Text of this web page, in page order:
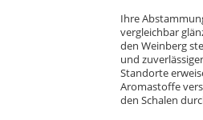
Ihre
vergleichbar
den Weinberg
und
Standorte
Aromastoffe
den Schalen